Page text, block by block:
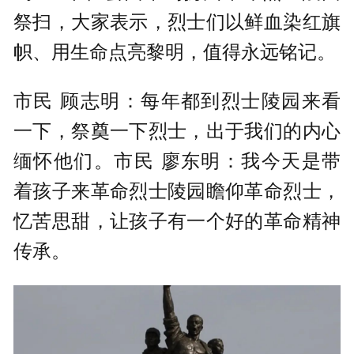
祭扫，大家表示，烈士们以鲜血染红旗
帜、用生命点亮黎明，值得永远铭记。
市民 顾志明：每年都到烈士陵园来看
一下，祭奠一下烈士，出于我们的内心
缅怀他们。市民 廖东明：我今天是带
着孩子来革命烈士陵园瞻仰革命烈士，
忆苦思甜，让孩子有一个好的革命精神
传承。